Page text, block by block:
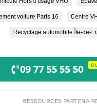
voiture Paris 16 Centre
Recyclage automobile Île-de-
09 77 55 55 50
RESSOURCES